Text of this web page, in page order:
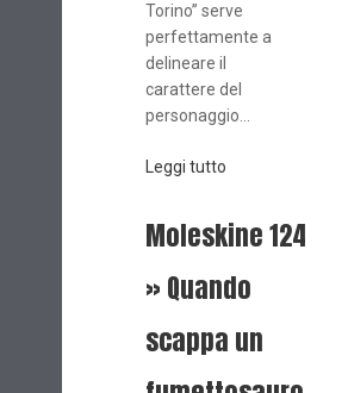
Torino” serve
perfettamente a
delineare il
carattere del
personaggio...
Leggi tutto
Moleskine 124
» Quando
scappa un